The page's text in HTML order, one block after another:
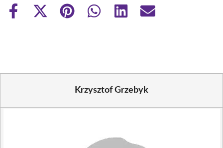
Share
Share
Share
Share
Share
Share
Krzysztof Grzebyk